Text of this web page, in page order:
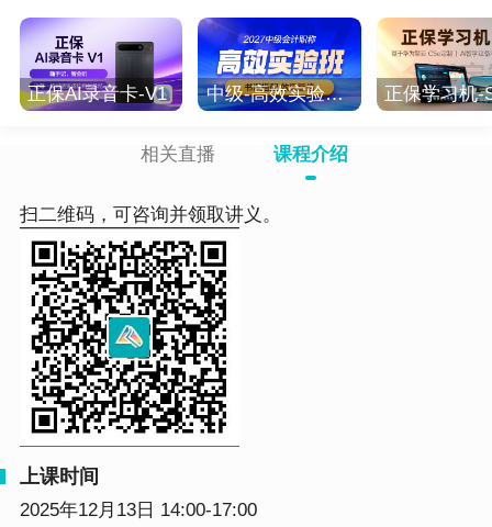
正保AI录音卡-V1 中级-高效实验班-2027 正保学习机-
相关直播 课程介绍
扫二维码，可咨询并领取讲义。
上课时间
2025年12月13日 14:00-17:00